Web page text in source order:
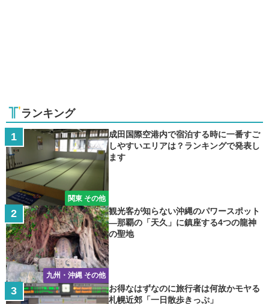
ランキング
関東 その他
成田国際空港内で宿泊する時に一番すご
しやすいエリアは？ランキングで発表し
ます
九州・沖縄 その他
観光客が知らない沖縄のパワースポット
―那覇の「天久」に鎮座する4つの龍神
の聖地
お得なはずなのに旅行者は何故かモヤる
札幌近郊「一日散歩きっぷ」